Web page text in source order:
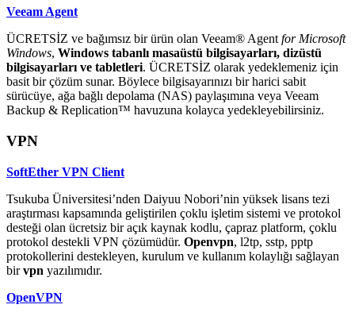
Veeam Agent
ÜCRETSİZ ve bağımsız bir ürün olan Veeam® Agentfor Microsoft
Windows, Windows tabanlı masaüstü bilgisayarları, dizüstü
bilgisayarları ve tabletleri. ÜCRETSİZ olarak yedeklemeniz için
basit bir çözüm sunar. Böylece bilgisayarınızı bir harici sabit
sürücüye, ağa bağlı depolama (NAS) paylaşımına veya Veeam
Backup & Replication™ havuzuna kolayca yedekleyebilirsiniz.
VPN
SoftEther VPN Client
Tsukuba Üniversitesi’nden Daiyuu Nobori’nin yüksek lisans tezi
araştırması kapsamında geliştirilen çoklu işletim sistemi ve protokol
desteği olan ücretsiz bir açık kaynak kodlu, çapraz platform, çoklu
protokol destekli VPN çözümüdür. Openvpn, l2tp, sstp, pptp
protokollerini destekleyen, kurulum ve kullanım kolaylığı sağlayan
birvpn yazılımıdır.
OpenVPN